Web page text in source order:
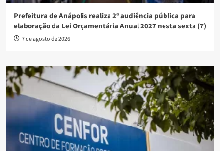
Prefeitura de Anápolis realiza 2ª audiência pública para
elaboração da Lei Orçamentária Anual 2027 nesta sexta (7)
7 de agosto de 2026